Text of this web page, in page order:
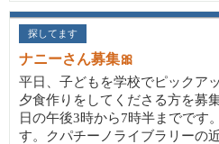
探してます
ナニーさん募集🎀
平日、子どもを学校でピックア
夕食作りをしてくださる方を募
日の午後3時から7時半までです
す。クパチーノライブラリーの